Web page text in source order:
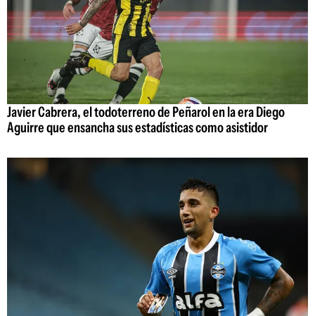
Javier Cabrera, el todoterreno de Peñarol en la era Diego
Aguirre que ensancha sus estadísticas como asistidor